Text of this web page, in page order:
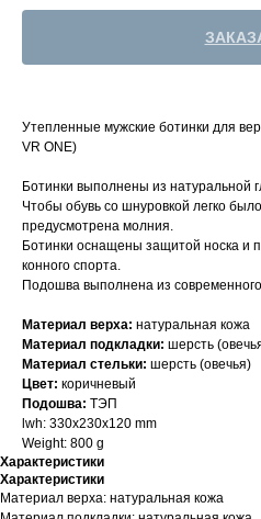
Утепленные мужские ботинки для
VR ONE)
Ботинки выполнены из натуральной
Чтобы обувь со шнуровкой легко
предусмотрена молния.
Ботинки оснащены защитой носка и
конного спорта.
Подошва выполнена из
Материал верха: натуральная кожа
Материал подкладки: шерсть
Материал стельки: шерсть (овечья)
Цвет: коричневый
Подошва: ТЭП
lwh: 330x230x120 mm
Weight: 800 g
Характеристики
Характеристики
Материал верха: натуральная кожа